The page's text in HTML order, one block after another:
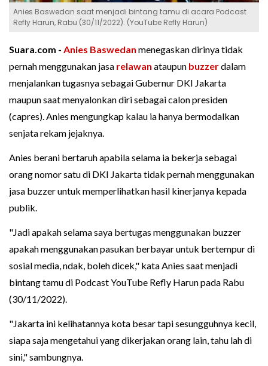
Anies Baswedan saat menjadi bintang tamu di acara Podcast
Refly Harun, Rabu (30/11/2022). (YouTube Refly Harun)
Suara.com - Anies Baswedan menegaskan dirinya tidak
pernah menggunakan jasa relawan ataupun buzzerdalam
menjalankan tugasnya sebagai Gubernur DKI Jakarta
maupun saat menyalonkan diri sebagai calon presiden
(capres). Anies mengungkap kalau ia hanya bermodalkan
senjata rekam jejaknya.
Anies berani bertaruh apabila selama ia bekerja sebagai
orang nomor satu di DKI Jakarta tidak pernah menggunakan
jasa buzzer untuk memperlihatkan hasil kinerjanya kepada
publik.
"Jadi apakah selama saya bertugas menggunakan buzzer
apakah menggunakan pasukan berbayar untuk bertempur di
sosial media, ndak, boleh dicek," kata Anies saat menjadi
bintang tamu di Podcast YouTube Refly Harun pada Rabu
(30/11/2022).
"Jakarta ini kelihatannya kota besar tapi sesungguhnya kecil,
siapa saja mengetahui yang dikerjakan orang lain, tahu lah di
sini," sambungnya.